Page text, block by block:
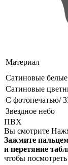
Материал
Сатиновые белые
Сатиновые
С фотопечатью/
Звездное небо
ПВХ
Вы смотрите
Зажмите
и перетяние
чтобы